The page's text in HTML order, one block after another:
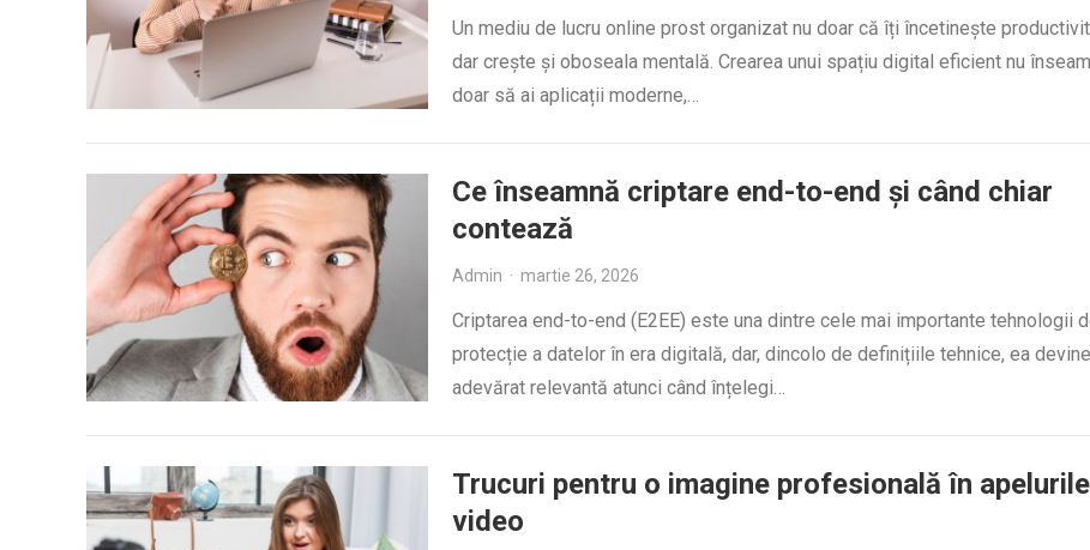
Un mediu de lucru online prost organizat nu doar că îți încetinește
dar crește și oboseala mentală. Crearea unui spațiu digital eficient nu
doar să ai aplicații moderne,…
Ce înseamnă criptare end-to-end și când chiar
contează
Admin · martie 26, 2026
Criptarea end-to-end (E2EE) este una dintre cele mai importante tehnologii
protecție a datelor în era digitală, dar, dincolo de definițiile tehnice, ea
adevărat relevantă atunci când înțelegi…
Trucuri pentru o imagine profesională în apelurile
video